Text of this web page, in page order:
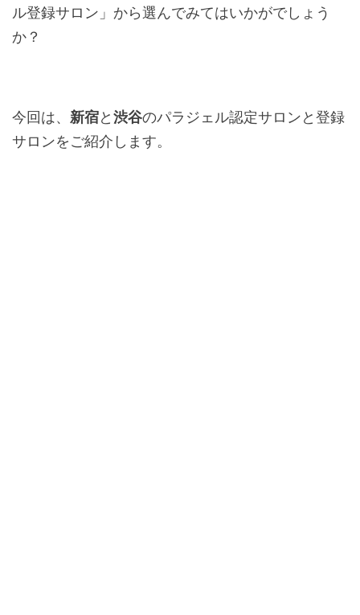
ル登録サロン」から選んでみてはいかがでしょう
か？
今回は、 新宿と渋谷のパラジェル認定サロンと登録
サロンをご紹介します。